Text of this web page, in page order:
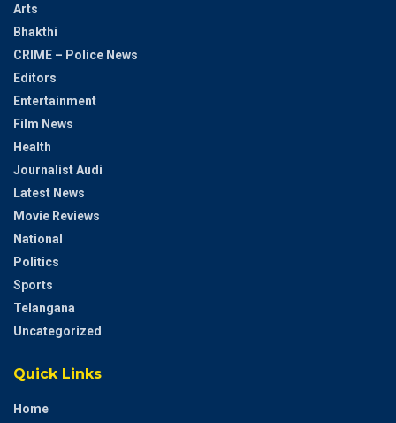
Arts
Bhakthi
CRIME – Police News
Editors
Entertainment
Film News
Health
Journalist Audi
Latest News
Movie Reviews
National
Politics
Sports
Telangana
Uncategorized
Quick Links
Home